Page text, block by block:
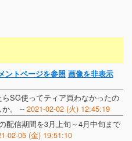
ントページを参照 画像を非表示
SG使ってティア買わなかったの
か。 -- 2021-02-02 (火) 12:45:19
配信期間を3月上旬～4月中旬まで
02-05 (金) 19:51:10